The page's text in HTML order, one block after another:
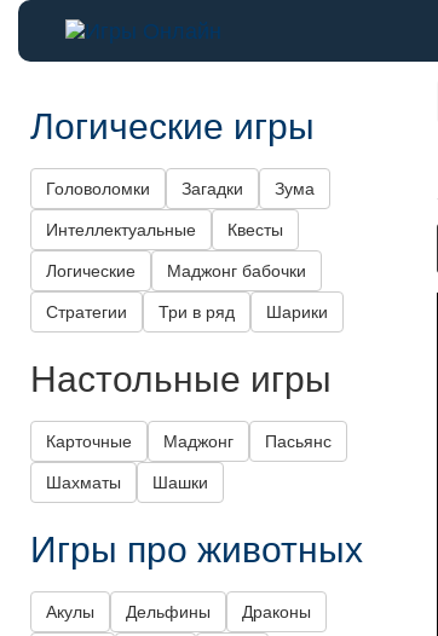
Логические игры
Головоломки Загадки Зума
Интеллектуальные Квесты
Логические Маджонг бабочки
Стратегии Три в ряд Шарики
Настольные игры
Карточные Маджонг Пасьянс
Шахматы Шашки
Игры про животных
Акулы Дельфины Драконы